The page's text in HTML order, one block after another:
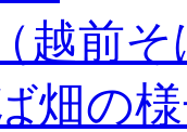
越前そ
畑の